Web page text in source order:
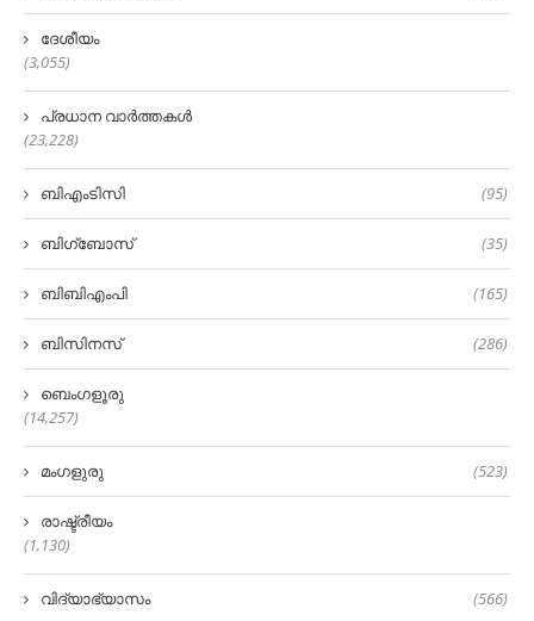
ദേശീയം
(3,055)
പ്രധാന വാർത്തകൾ
(23,228)
ബിഎംടിസി (95)
ബിഗ്‌ബോസ് (35)
ബിബിഎംപി (165)
ബിസിനസ് (286)
ബെംഗളൂരു
(14,257)
മംഗളുരു (523)
രാഷ്ട്രീയം
(1,130)
വിദ്യാഭ്യാസം (566)